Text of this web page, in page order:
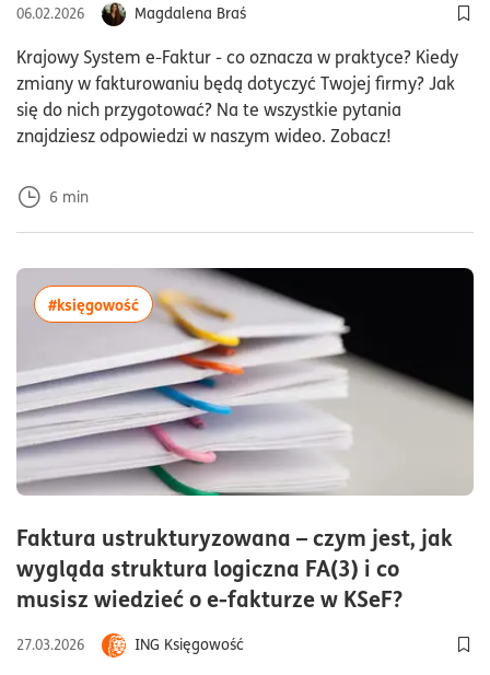
06.02.2026
Magdalena Braś
Krajowy System e-Faktur - co oznacza w praktyce? Kiedy
zmiany w fakturowaniu będą dotyczyć Twojej firmy? Jak
się do nich przygotować? Na te wszystkie pytania
znajdziesz odpowiedzi w naszym wideo. Zobacz!
6 min
Faktura ustrukturyzowana – czym jest, jak
wygląda struktura logiczna FA(3) i co
musisz wiedzieć o e-fakturze w KSeF?czas
27.03.2026
ING Księgowość
#księgowośćwięcej artykułów z tagiem:#księgowość